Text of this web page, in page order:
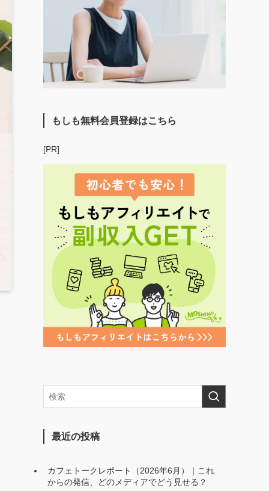
もしも無料会員登録はこちら
[PR]
最近の投稿
カフェトークレポート（2026年6月）｜これ
からの発信、どのメディアでどう見せる？